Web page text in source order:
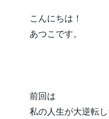
こんにちは！
あつこです。
前回は
私の人生が大逆転